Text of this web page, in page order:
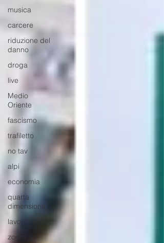
musica
carcere
riduzione del
danno
droga
live
Medio
Oriente
fascismo
trafiletto
no tav
alpi
economia
quarta
dimensione
lavoro
zoom